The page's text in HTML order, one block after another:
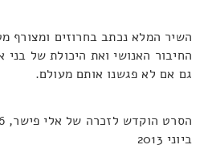
השיר המלא נכתב בחרוזים
החיבור האנושי ואת היכולת של בני
גם אם לא פגשנו אותם מעולם.
ביוני 2013